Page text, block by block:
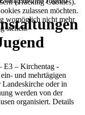
E3 – Kirchentag -
und mehrtägigen
oder in
werden von der
organisiert. Details
zulassen möchten.
womöglich nicht mehr
stehen.